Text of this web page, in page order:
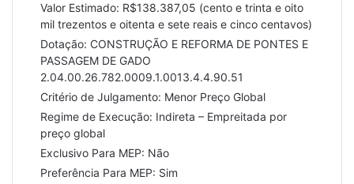
Valor Estimado: R$138.387,05 (cento e trinta e oito
mil trezentos e oitenta e sete reais e cinco centavos)
Dotação: CONSTRUÇÃO E REFORMA DE PONTES E
PASSAGEM DE GADO
2.04.00.26.782.0009.1.0013.4.4.90.51
Critério de Julgamento: Menor Preço Global
Regime de Execução: Indireta – Empreitada por
preço global
Exclusivo Para MEP: Não
Preferência Para MEP: Sim